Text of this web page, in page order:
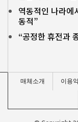
역동적인 나라에
동적”
“공정한 휴전과
매체소개 이용